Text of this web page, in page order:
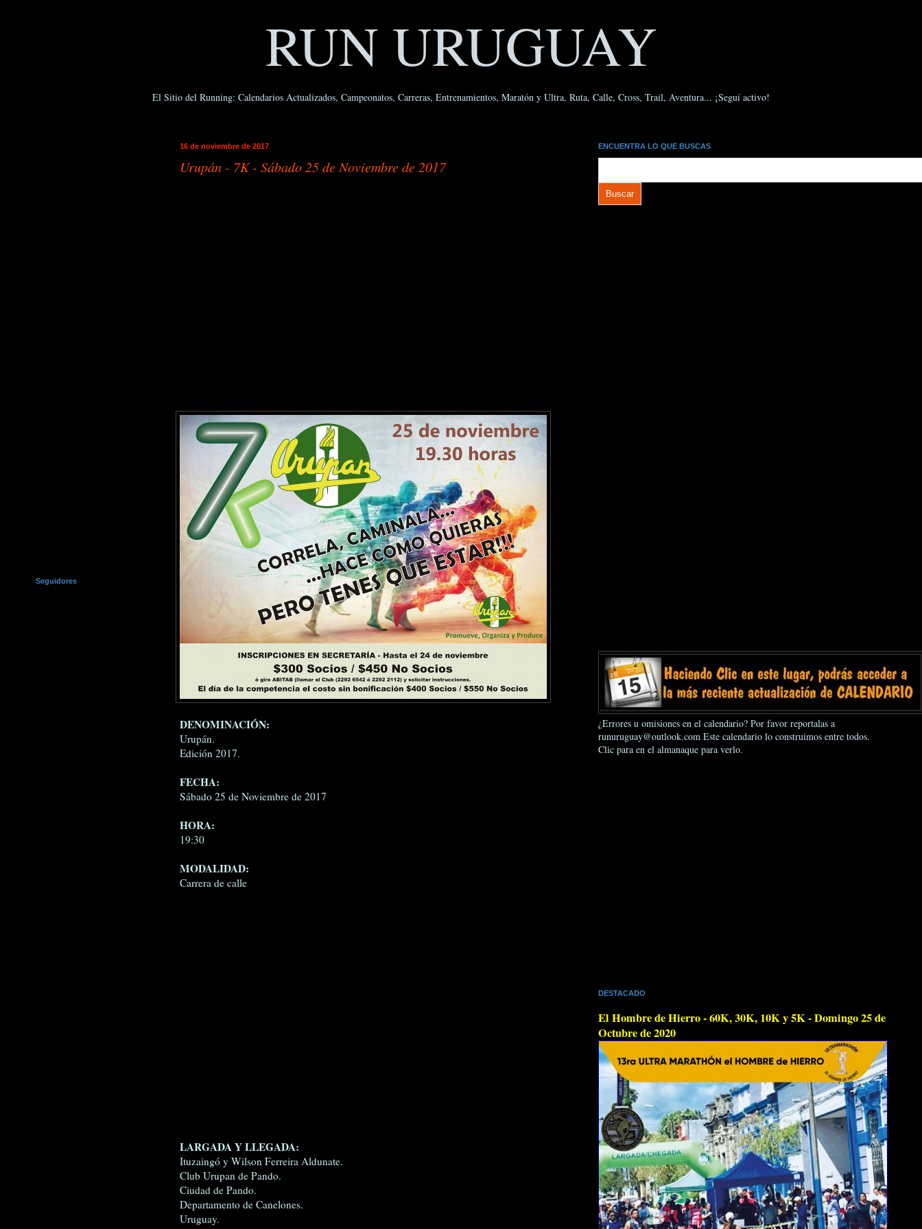
RUN URUGUAY
El Sitio del Running: Calendarios Actualizados, Campeonatos, Carreras, Entrenamientos, Maratón y Ultra, Ruta, Calle, Cross, Trail, Aventura... ¡Seguí activo!
16 de noviembre de 2017
Urupán - 7K - Sábado 25 de Noviembre de 2017
DENOMINACIÓN:
Urupán.
Edición 2017.
FECHA:
Sábado 25 de Noviembre de 2017
HORA:
19:30
MODALIDAD:
Carrera de calle
LARGADA Y LLEGADA:
Ituzaingó y Wilson Ferreira Aldunate.
Club Urupan de Pando.
Ciudad de Pando.
Departamento de Canelones.
Uruguay.
Seguidores
ENCUENTRA LO QUE BUSCAS
¿Errores u omisiones en el calendario? Por favor reportalas a
runuruguay@outlook.com Este calendario lo construimos entre todos.
Clic para en el almanaque para verlo.
DESTACADO
El Hombre de Hierro - 60K, 30K, 10K y 5K - Domingo 25 de
Octubre de 2020